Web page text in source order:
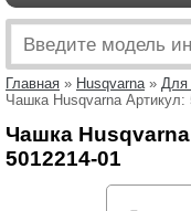
Главная » Husqvarna» Для
Чашка Husqvarna Артикул:
Чашка
5012214-01